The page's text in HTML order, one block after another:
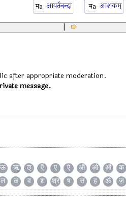
आवर्तनन्दा
आशकम्
|
after appropriate moderation.
message.
ऊ ऋ ऌ ऍ ए ऐ ऑ ओ औ क
ल ळ व श श्र ष स ह ॐ ज़